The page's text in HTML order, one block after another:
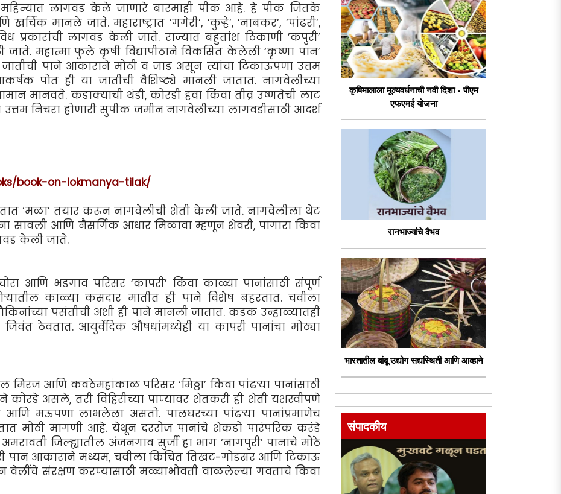
लागवड केले जाणारे बारमाही पीक आहे. हे पीक जितके
मानले जाते. महाराष्ट्रात ’गंगेरी’, ’कुर्‍हे’, ’नाबकर’, ’पांढरी’,
प्रकारांची लागवड केली जाते. राज्यात बहुतांश ठिकाणी ’कपुरी’
जाते. महात्मा फुले कृषी विद्यापीठाने विकसित केलेली ‘कृष्णा पान’
पाने आकाराने मोठी व जाड असून त्यांचा टिकाऊपणा उत्तम
पोत ही या जातीची वैशिष्ट्ये मानली जातात. नागवेलीच्या
मानवते. कडाक्याची थंडी, कोरडी हवा किंवा तीव्र उष्णतेची लाट
निचरा होणारी सुपीक जमीन नागवेलीच्या लागवडीसाठी आदर्श
book-on-lokmanya-tilak/
‘मळा’ तयार करून नागवेलीची शेती केली जाते. नागवेलीला थेट
सावली आणि नैसर्गिक आधार मिळावा म्हणून शेवरी, पांगारा किंवा
केली जाते.
आणि भडगाव परिसर ‘कापरी’ किंवा काळ्या पानांसाठी संपूर्ण
काळ्या कसदार मातीत ही पाने विशेष बहरतात. चवीला
पसंतीची अशी ही पाने मानली जातात. कडक उन्हाळ्यातही
ठेवतात. आयुर्वेदिक औषधांमध्येही या कापरी पानांचा मोठ्या
मिरज आणि कवठेमहांकाळ परिसर ‘मिठ्ठा’ किंवा पांढर्‍या पानांसाठी
असले, तरी विहिरीच्या पाण्यावर शेतकरी ही शेती यशस्वीपणे
मऊपणा लाभलेला असतो. पालघरच्या पांढर्‍या पानांप्रमाणेच
मोठी मागणी आहे. येथून दररोज पानांचे शेकडो पारंपरिक करंडे
जिल्ह्यातील अंजनगाव सुर्जी हा भाग ‘नागपुरी’ पानांचे मोठे
पान आकाराने मध्यम, चवीला किंचित तिखट-गोडसर आणि टिकाऊ
वेलींचे संरक्षण करण्यासाठी मळ्याभोवती वाळलेल्या गवताचे किंवा
कृषिमालाला मूल्यवर्धनाची नवी दिशा - पीएम
एफएमई योजना
रानभाज्यांचे वैभव
भारतातील बांबू उद्योग सद्यस्थिती आणि आव्हाने
संपादकीय